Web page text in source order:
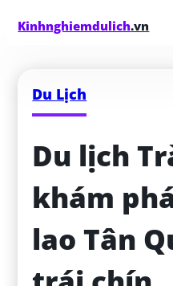
Kinhnghiemdulich.vn
Du Lịch
Du lịch
khám
lao Tân